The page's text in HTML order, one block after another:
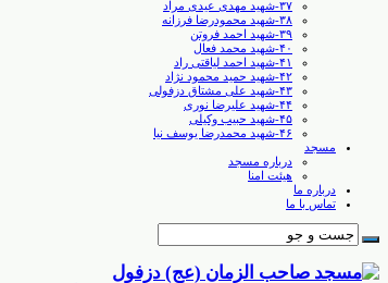
۳۷-شهید مهدی عیدی مراد
۳۸-شهید محمودرضا فرزانه
۳۹-شهید احمد فروتن
۴۰-شهید محمد فعال
۴۱-شهید احمد لیاقتی راد
۴۲-شهید حمید محمود نژاد
۴۳-شهید علی مشتاق دزفولی
۴۴-شهید علیرضا نوری
۴۵-شهید حبیب وکیلی
۴۶-شهید محمدرضا یوسف نیا
مسجد
درباره مسجد
هیئت امنا
درباره ما
تماس با ما